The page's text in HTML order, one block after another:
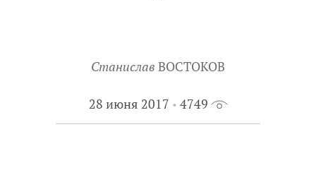
Станислав ВОСТОКОВ
28 июня 2017 4749